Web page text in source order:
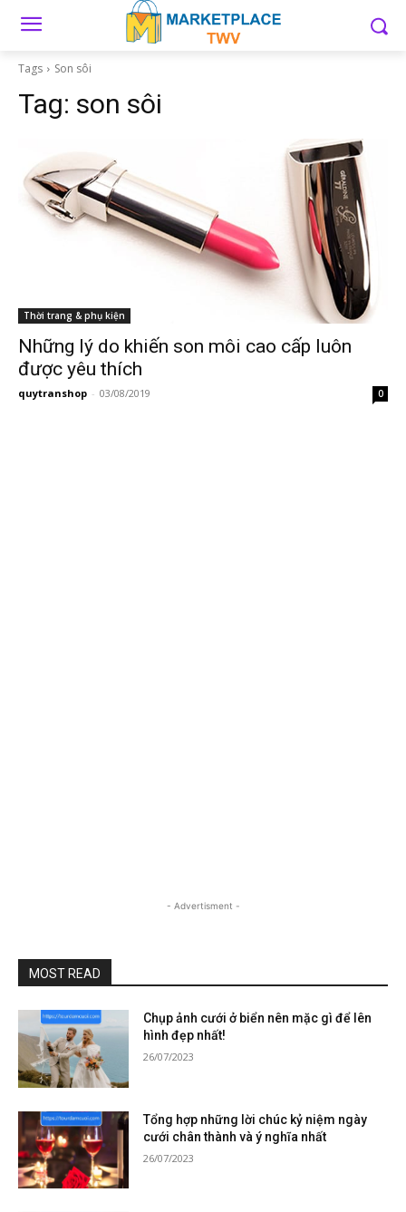
Tags Son sôi
Tag: son sôi
Thời trang & phụ kiện
Những lý do khiến son môi cao cấp luôn
được yêu thích
quytranshop - 03/08/2019 0
- Advertisment -
MOST READ
Chụp ảnh cưới ở biển nên mặc gì để lên
hình đẹp nhất!
26/07/2023
Tổng hợp những lời chúc kỷ niệm ngày
cưới chân thành và ý nghĩa nhất
26/07/2023